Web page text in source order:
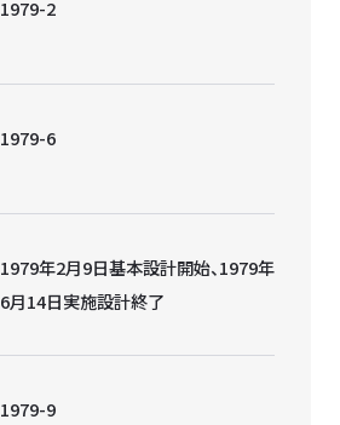
1979-2
1979-6
1979年2月9日基本設計開始、1979年
6月14日実施設計終了
1979-9